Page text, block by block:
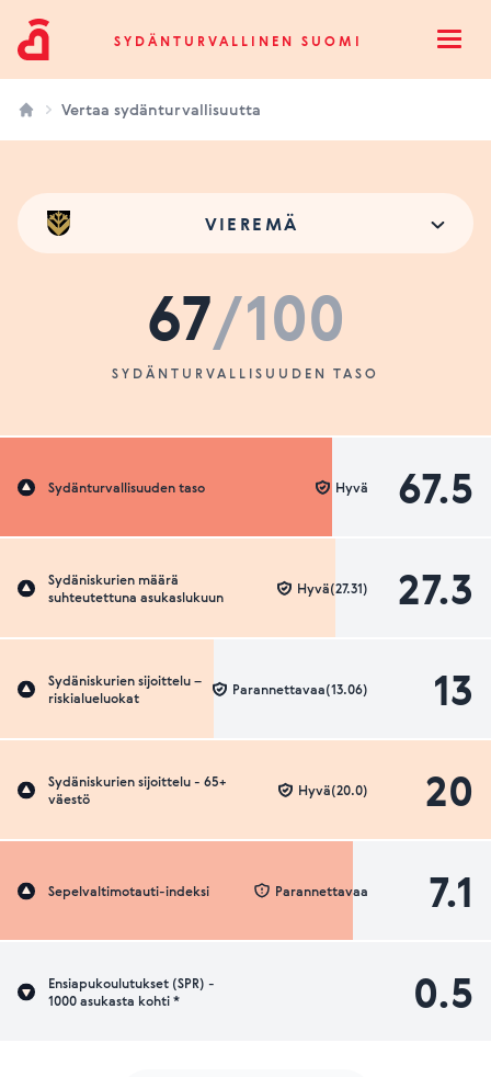
Sydänturvallinen SuomiSYDÄNTURVALLINEN SUOMI
Vertaa sydänturvallisuutta
VIEREMÄ
67/100
SYDÄNTURVALLISUUDEN TASO
Sydänturvallisuuden taso 67.5
Hyvä
Sydäniskurien määrä
suhteutettuna asukaslukuun
27.3
Hyvä(27.31)
Sydäniskurien sijoittelu –
riskialueluokat
13
Parannettavaa(13.06)
Sydäniskurien sijoittelu - 65+
väestö
20
Hyvä(20.0)
Sepelvaltimotauti-indeksi 7.1
Parannettavaa
Ensiapukoulutukset (SPR) -
1000 asukasta kohti *
0.5